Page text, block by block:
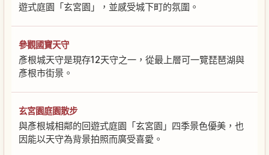
遊式庭園「玄宮園」，並感受城下町的氛圍。
參觀國寶天守
彥根城天守是現存12天守之一，從最上層可一覽琵琶湖與
彥根市街景。
玄宮園庭園散步
與彥根城相鄰的回遊式庭園「玄宮園」四季景色優美，也
因能以天守為背景拍照而廣受喜愛。